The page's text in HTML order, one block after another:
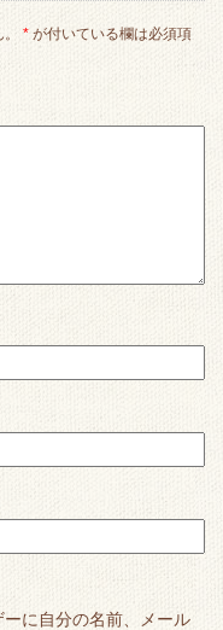
。 * が付いている欄は必須項
に自分の名前、メール